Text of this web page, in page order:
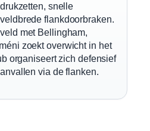
snelle
flankdoorbraken.
met Bellingham,
zoekt overwicht in het
organiseert zich defensief
via de flanken.